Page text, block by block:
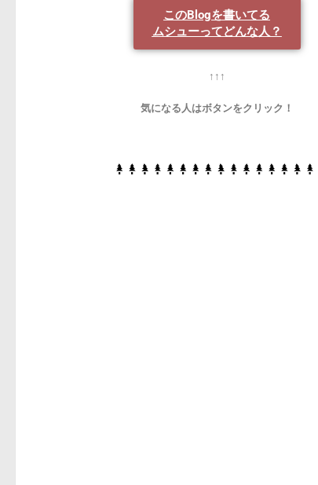
このBlogを書いてる
ムシューってどんな人？
↑↑↑
気になる人はボタンをクリック！